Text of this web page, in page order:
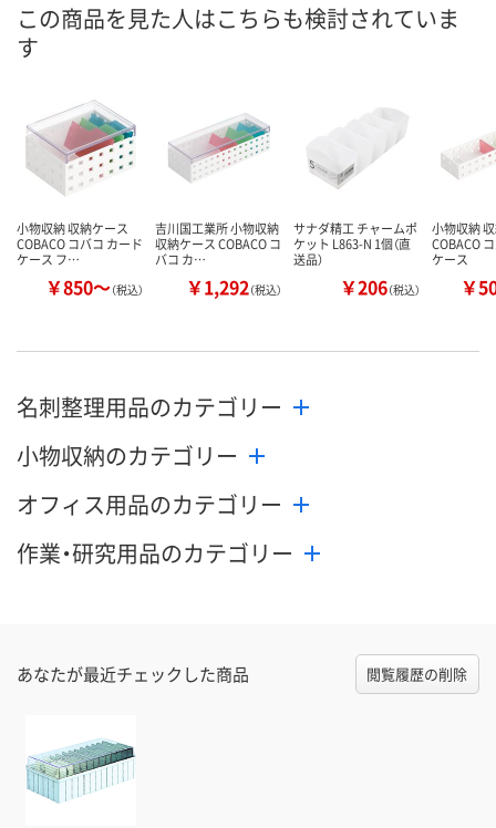
この商品を見た人はこちらも検討されていま
す
小物収納 収納ケース
COBACO コバコ カード
ケース フ…
￥850～（税込）
吉川国工業所 小物収納
収納ケース COBACO コ
バコ カ…
￥1,292（税込）
サナダ精工 チャームポ
ケット L863-N 1個（直
送品）
￥206（税込）
小物収納
COBACO
ケース
￥
名刺整理用品のカテゴリー
小物収納のカテゴリー
オフィス用品のカテゴリー
作業・研究用品のカテゴリー
あなたが最近チェックした商品 閲覧履歴の削除